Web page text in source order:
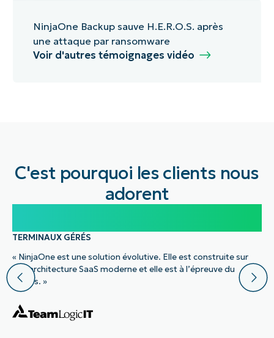
NinjaOne Backup sauve H.E.R.O.S. après
une attaque par ransomware
Voir d'autres témoignages vidéo
C'est pourquoi les clients nous
adorent
TERMINAUX GÉRÉS
« NinjaOne est une solution évolutive. Elle est construite sur
une architecture SaaS moderne et elle est à l’épreuve du
temps. »